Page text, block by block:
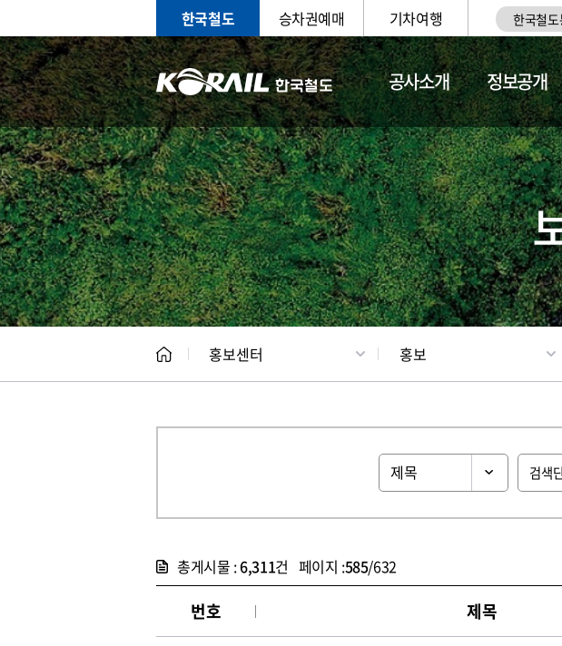
한국철도 승차권예매 기차여행 한국철도
공사소개 정보공개
홍보 문화사업 갤
홍보센터 홍보
총게시물 :6,311건 페이지 :585/632
번호 제목